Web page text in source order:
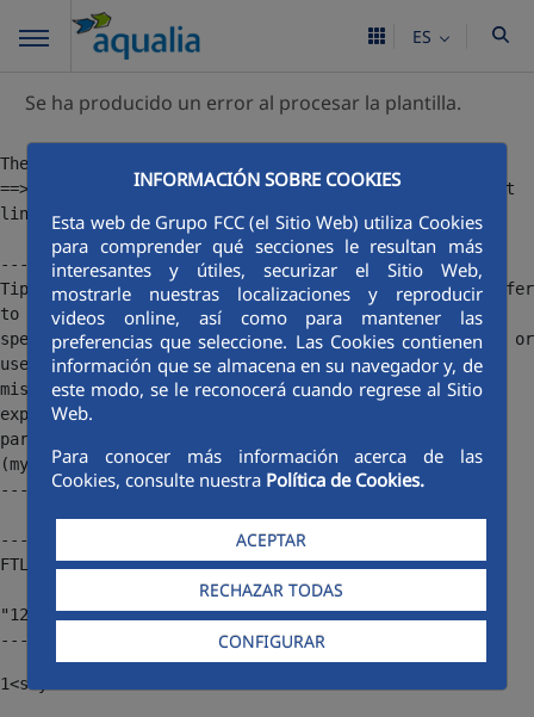
INFORMACIÓN SOBRE COOKIES
Esta web de Grupo FCC (el Sitio Web) utiliza Cookies
para comprender qué secciones le resultan más
interesantes y útiles, securizar el Sitio Web,
mostrarle nuestras localizaciones y reproducir
videos online, así como para mantener las
preferencias que seleccione. Las Cookies contienen
información que se almacena en su navegador y, de
este modo, se le reconocerá cuando regrese al Sitio
Web.
Para conocer más información acerca de las
Cookies, consulte nuestra Política de Cookies.
ACEPTAR
RECHAZAR TODAS
CONFIGURAR
ES
Se ha producido un error al procesar la plantilla.
The following has evaluated to null or missing:
==> qout  [in template "12187455#12187494#40958810" at
line 46, column 106]
----
Tip: If the failing expression is known to legally refer
to something that's sometimes null or missing, either
specify a default value like myOptionalVar!myDefault, or
use <#if myOptionalVar??>when-present<#else>when-
missing</#if>. (These only cover the last step of the
expression; to cover the whole expression, use
parenthesis: (myOptionalVar.foo)!myDefault,
(myOptionalVar.foo)??
----
----
FTL stack trace ("~" means nesting-related):
"12187455#12187494#40958810" at line 46, column 104]
----
1<style>